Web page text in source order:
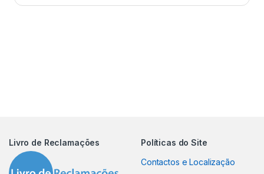
Livro de Reclamações
Políticas do Site
Contactos e Localização